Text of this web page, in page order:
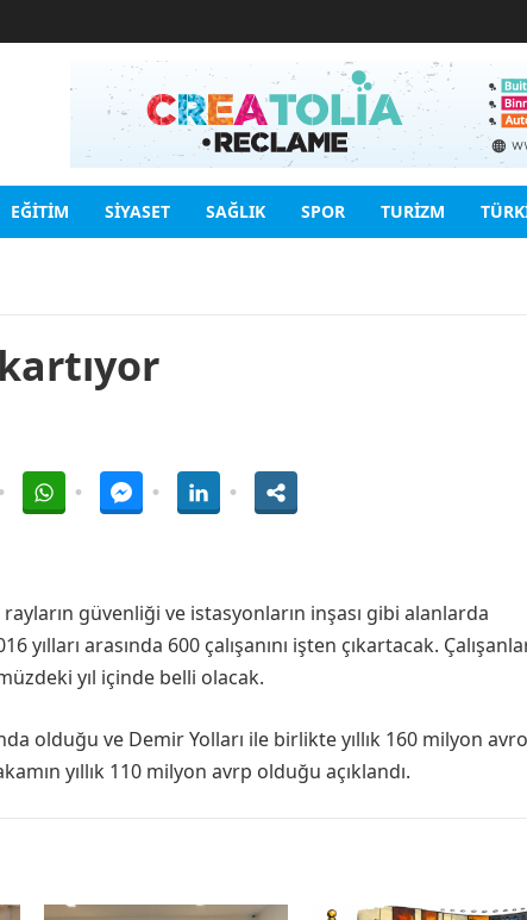
EĞITIM SIYASET SAĞLIK SPOR TURIZM
güvenliği ve istasyonların inşası gibi alanlarda
arasında 600 çalışanını işten çıkartacak.
yıl içinde belli olacak.
olduğu ve Demir Yolları ile birlikte yıllık 160 milyon avro
yıllık 110 milyon avrp olduğu açıklandı.